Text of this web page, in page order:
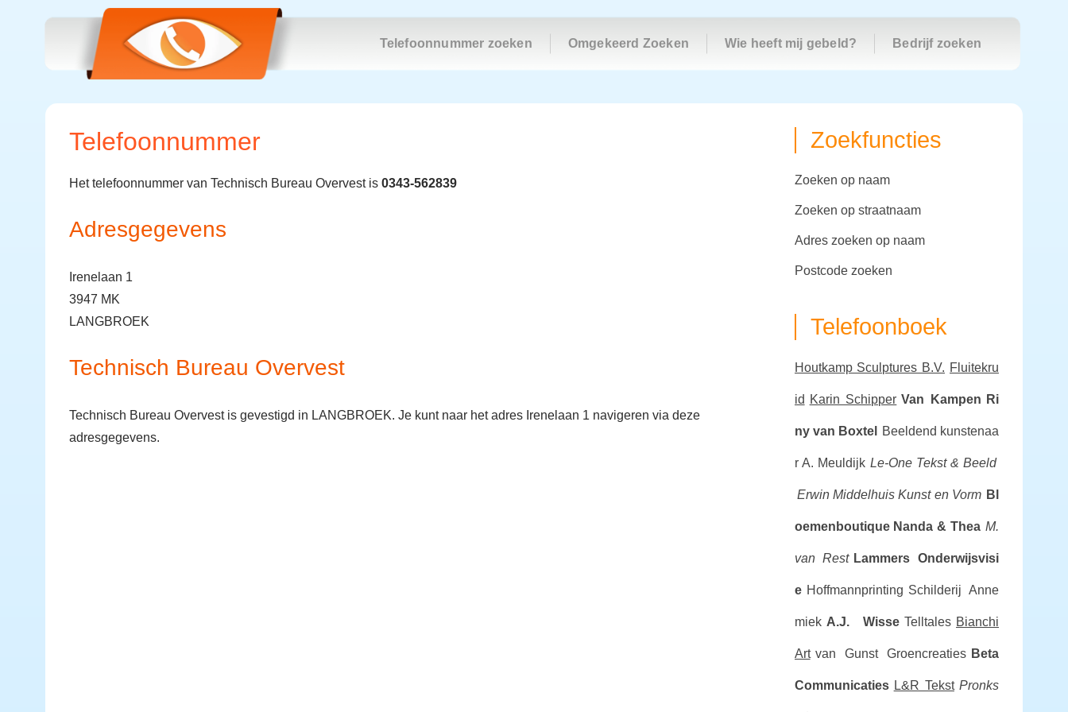
Telefoonnummer zoeken Omgekeerd Zoeken Wie heeft mij gebeld? Bedrijf zoeken
Telefoonnummer
Het telefoonnummer van Technisch Bureau Overvest is 0343-562839
Adresgegevens
Irenelaan 1
3947 MK
LANGBROEK
Technisch Bureau Overvest
Technisch Bureau Overvest is gevestigd in LANGBROEK. Je kunt naar het adres Irenelaan 1 navigeren via deze
adresgegevens.
Zoekfuncties
zoeken op naam
zoeken op straatnaam
adres zoeken op naam
postcode zoeken
Telefoonboek
Houtkamp Sculptures B.V. Fluitekru
id Karin Schipper Van Kampen Ri
ny van Boxtel Beeldend kunstenaa
r A. Meuldijk Le-One Tekst & Beeld
Erwin Middelhuis Kunst en Vorm Bl
oemenboutique Nanda & Thea M.
van Rest Lammers Onderwijsvisi
e Hoffmannprinting Schilderij Anne
miek A.J. Wisse Telltales Bianchi
Art van Gunst Groencreaties Beta
Communicaties L&R Tekst Pronks